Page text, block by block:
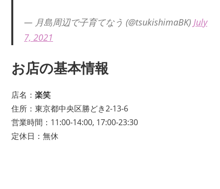
— 月島周辺で子育てなう (@tsukishimaBK) July
7, 2021
お店の基本情報
店名： 楽笑
住所：東京都中央区勝どき2-13-6
営業時間：11:00-14:00, 17:00-23:30
定休日：無休